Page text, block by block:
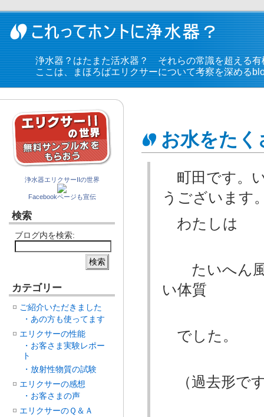
浄水器？はたまた活水器？ それらの常識を超える有
ここは、まほろばエリクサーについて考察を深める
お水をた
町田です。
うございます
わたしは
たいへん風
い体質
でした。
（過去形で
浄水器エリクサーIIの世界
Facebookページも宣伝
検索
ブログ内を検索:
カテゴリー
ご紹介いただきました
・あの方も使ってます
エリクサーの性能
・お客さま実験レポー
ト
・放射性物質の試験
エリクサーの感想
・お客さまの声
エリクサーのＱ＆Ａ